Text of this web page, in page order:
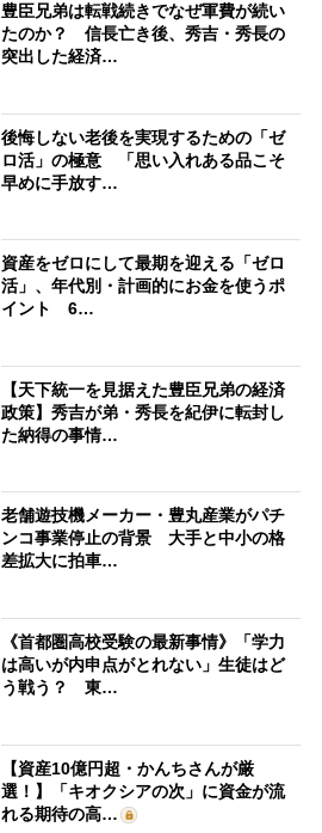
豊臣兄弟は転戦続きでなぜ軍費が続い
たのか？ 信長亡き後、秀吉・秀長の
突出した経済…
後悔しない老後を実現するための「ゼ
ロ活」の極意 「思い入れある品こそ
早めに手放す…
資産をゼロにして最期を迎える「ゼロ
活」、年代別・計画的にお金を使うポ
イント 6…
【天下統一を見据えた豊臣兄弟の経済
政策】秀吉が弟・秀長を紀伊に転封し
た納得の事情…
老舗遊技機メーカー・豊丸産業がパチ
ンコ事業停止の背景 大手と中小の格
差拡大に拍車…
《首都圏高校受験の最新事情》「学力
は高いが内申点がとれない」生徒はど
う戦う？ 東…
【資産10億円超・かんちさんが厳
選！】「キオクシアの次」に資金が流
れる期待の高…